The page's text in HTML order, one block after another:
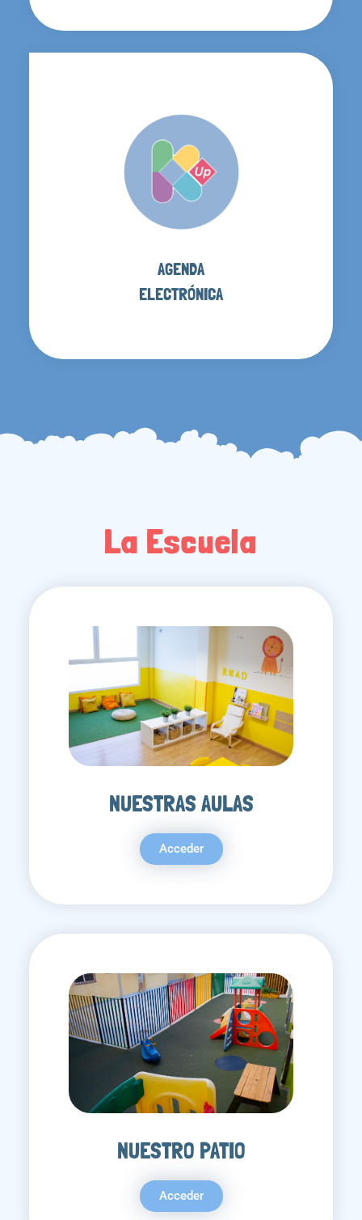
AGENDA
ELECTRÓNICA
La Escuela
NUESTRAS AULAS
Acceder
NUESTRO PATIO
Acceder